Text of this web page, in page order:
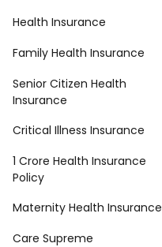
Health Insurance
Family Health Insurance
Senior Citizen Health
Insurance
Critical Illness Insurance
1 Crore Health Insurance
Policy
Maternity Health Insurance
Care Supreme